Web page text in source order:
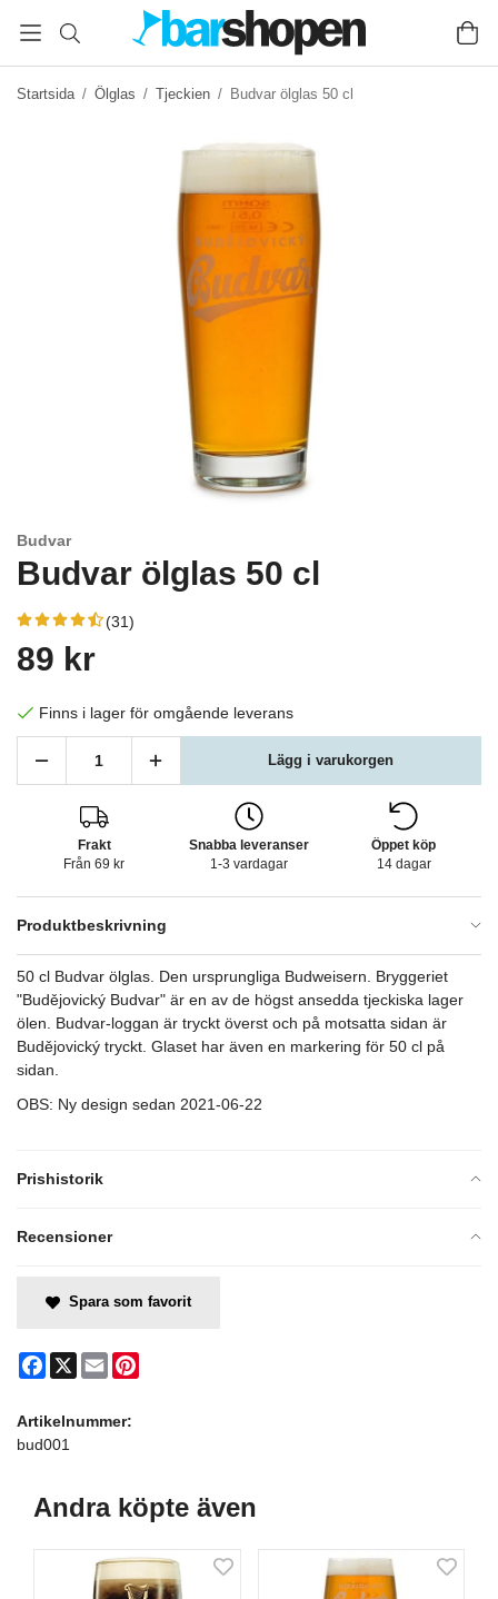
Startsida / Ölglas / Tjeckien / Budvar ölglas 50 cl
Budvar
Budvar ölglas 50 cl
(31)
89 kr
Finns i lager för omgående leverans
Lägg i varukorgen
Frakt
Från 69 kr
Snabba leveranser
1-3 vardagar
Öppet köp
14 dagar
Produktbeskrivning
Prishistorik
Recensioner
50 cl Budvar ölglas. Den ursprungliga Budweisern. Bryggeriet
"Budějovický Budvar" är en av de högst ansedda tjeckiska lager
ölen. Budvar-loggan är tryckt överst och på motsatta sidan är
Budějovický tryckt. Glaset har även en markering för 50 cl på
sidan.
OBS: Ny design sedan 2021-06-22
Spara som favorit
Facebook
X Email
Artikelnummer:
bud001
Andra köpte även